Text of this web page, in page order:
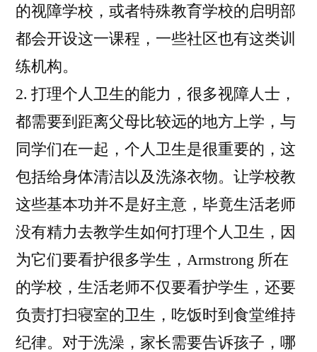
的视障学校，或者特殊教育学校的启明部
都会开设这一课程，一些社区也有这类训
练机构。
2. 打理个人卫生的能力，很多视障人士，
都需要到距离父母比较远的地方上学，与
同学们在一起，个人卫生是很重要的，这
包括给身体清洁以及洗涤衣物。让学校教
这些基本功并不是好主意，毕竟生活老师
没有精力去教学生如何打理个人卫生，因
为它们要看护很多学生，Armstrong 所在
的学校，生活老师不仅要看护学生，还要
负责打扫寝室的卫生，吃饭时到食堂维持
纪律。对于洗澡，家长需要告诉孩子，哪